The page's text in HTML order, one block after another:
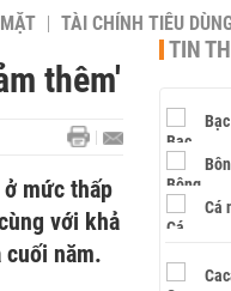
TÀI CHÍNH TIÊU
thêm'
mức thấp
với khả
cuối năm.
TIN
Bạc
Cá